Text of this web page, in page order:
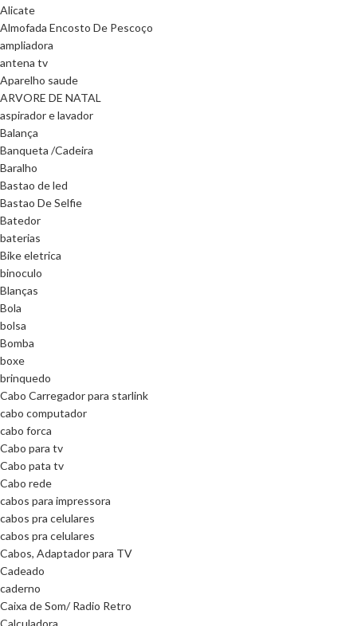
Alicate
Almofada Encosto De Pescoço
ampliadora
antena tv
Aparelho saude
ARVORE DE NATAL
aspirador e lavador
Balança
Banqueta /Cadeira
Baralho
Bastao de led
Bastao De Selfie
Batedor
baterias
Bike eletrica
binoculo
Blanças
Bola
bolsa
Bomba
boxe
brinquedo
Cabo Carregador para starlink
cabo computador
cabo forca
Cabo para tv
Cabo pata tv
Cabo rede
cabos para impressora
cabos pra celulares
cabos pra celulares
Cabos, Adaptador para TV
Cadeado
caderno
Caixa de Som/ Radio Retro
Calculadora